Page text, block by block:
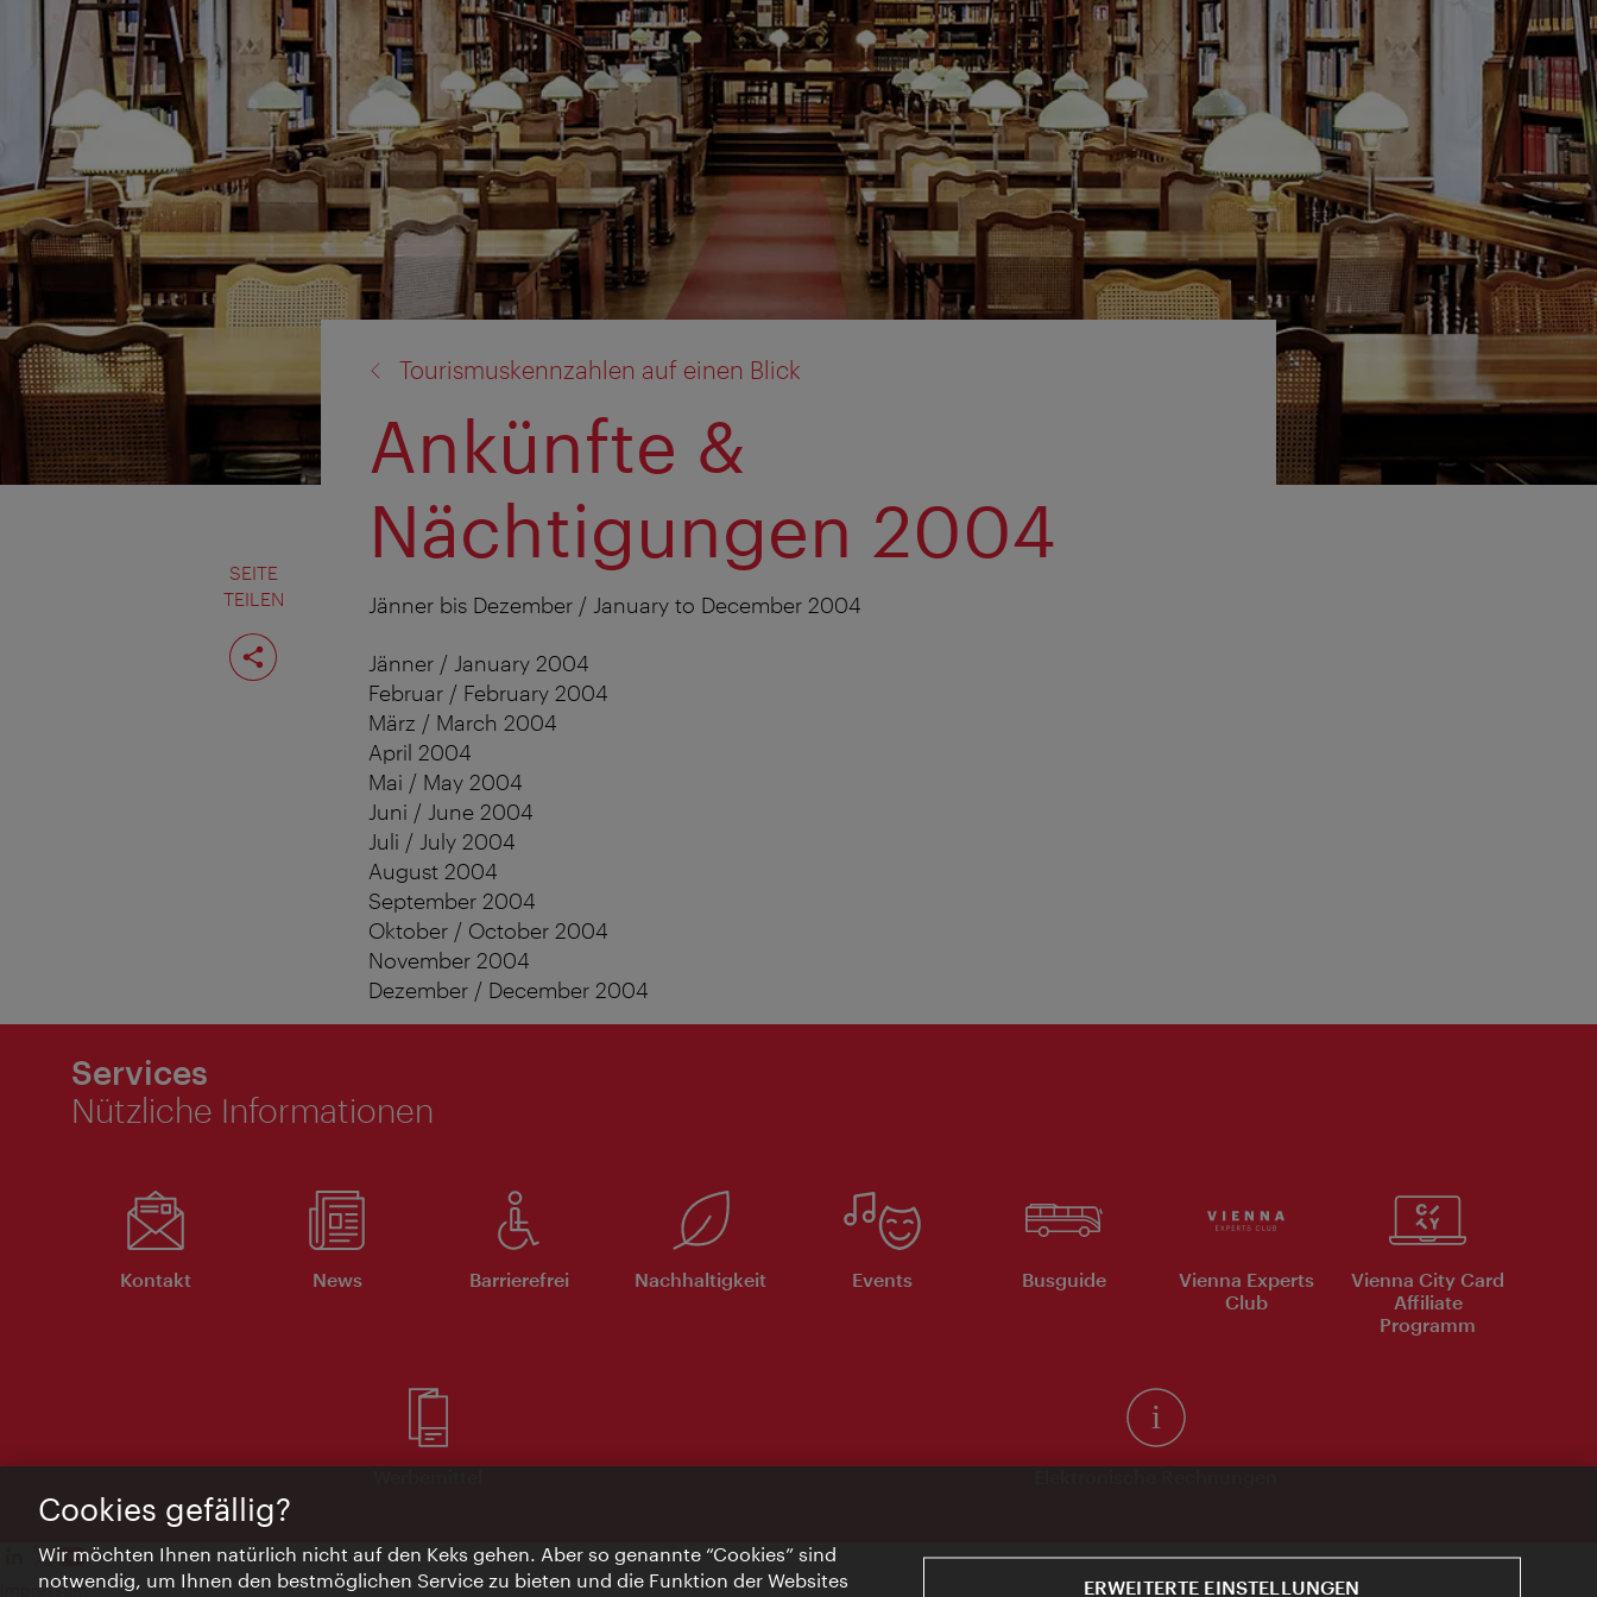
SEITE
TEILEN
Seite
teilen
Tourismuskennzahlen auf einen Blick
Ankünfte &
Nächtigungen 2004
Jänner bis Dezember / January to December 2004
Jänner / January 2004
Februar / February 2004
März / March 2004
April 2004
Mai / May 2004
Juni / June 2004
Juli / July 2004
August 2004
September 2004
Oktober / October 2004
November 2004
Dezember / December 2004
Services
Nützliche Informationen
Kontakt News Barrierefrei Nachhaltigkeit Events Busguide
Vienna Experts
Club
Vienna City Card
Affiliate
Programm
Impressum
Cookies gefällig?
Wir möchten Ihnen natürlich nicht auf den Keks gehen. Aber so genannte “Cookies” sind
notwendig, um Ihnen den bestmöglichen Service zu bieten und die Funktion der Websites
ERWEITERTE EINSTELLUNGEN